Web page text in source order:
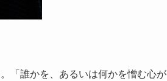
「誰かを、あるいは何かを憎む心が